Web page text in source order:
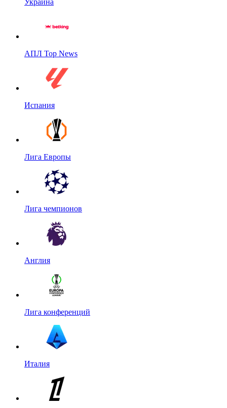
Украина
АПЛ Top News
Испания
Лига Европы
Лига чемпионов
Англия
Лига конференций
Италия